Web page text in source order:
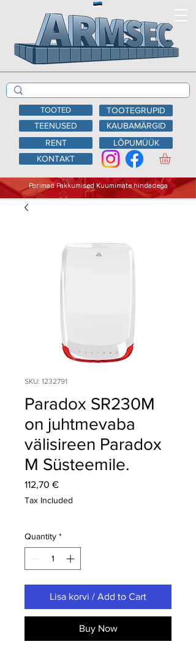
TEENUSED
KAUBAMÄRGID
RENT
LÕPUMÜÜK
KONTAKT
Parimad Pakkumised Kuumimate hindadega
TOOTED TOOTEGRUPID
SKU: 1232791
Paradox SR230M
on juhtmevaba
välisireen Paradox
M Süsteemile.
112,70 €Price
Tax Included
Quantity *
Lisa korvi / Add to Cart
Buy Now